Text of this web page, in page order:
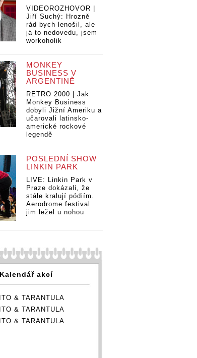
VIDEOROZHOVOR |
Jiří Suchý: Hrozně
rád bych lenošil, ale
já to nedovedu, jsem
workoholik
MONKEY
BUSINESS V
ARGENTINĚ
RETRO 2000 | Jak
Monkey Business
dobyli Jižní Ameriku a
učarovali latinsko-
americké rockové
legendě
POSLEDNÍ SHOW
LINKIN PARK
LIVE: Linkin Park v
Praze dokázali, že
stále kralují pódiím.
Aerodrome festival
jim ležel u nohou
Kalendář akcí
& TARANTULA
& TARANTULA
& TARANTULA